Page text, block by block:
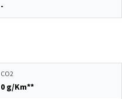
-
CO2
0 g/Km**